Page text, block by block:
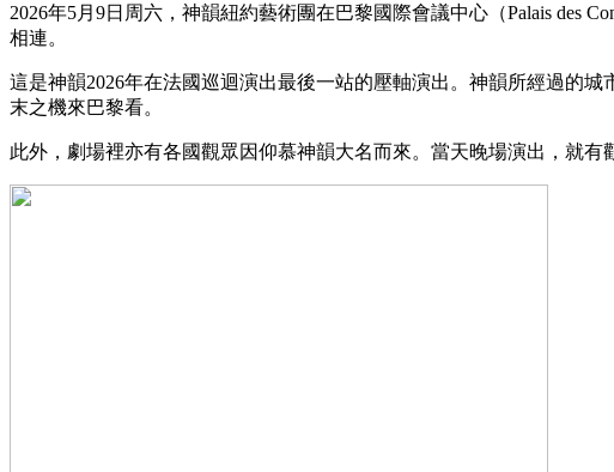
2026年5月9日周六，神韻紐約藝術團在巴黎國際會議中心（Palais des
相連。
這是神韻2026年在法國巡迴演出最後一站的壓軸演出。神韻所經過的
末之機來巴黎看。
此外，劇場裡亦有各國觀眾因仰慕神韻大名而來。當天晚場演出，就